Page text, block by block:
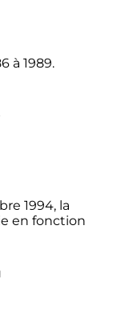
à 1989.
1994, la
en fonction